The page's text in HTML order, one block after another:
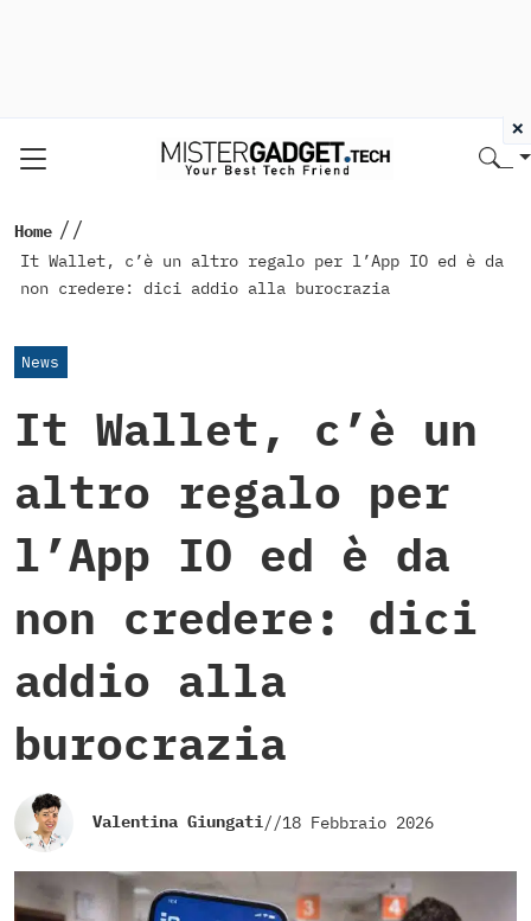
Home //
It Wallet, c’è un altro regalo per l’App IO ed è da
non credere: dici addio alla burocrazia
News
It Wallet, c’è un
altro regalo per
l’App IO ed è da
non credere: dici
addio alla
burocrazia
Valentina Giungati//18 Febbraio 2026
×